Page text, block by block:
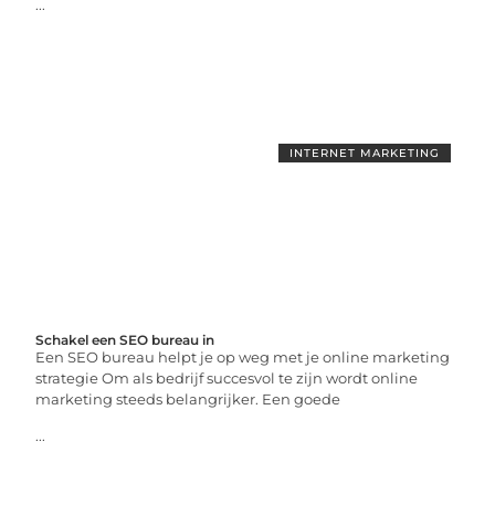
...
INTERNET MARKETING
Schakel een SEO bureau in
Een SEO bureau helpt je op weg met je online marketing
strategie Om als bedrijf succesvol te zijn wordt online
marketing steeds belangrijker. Een goede
...